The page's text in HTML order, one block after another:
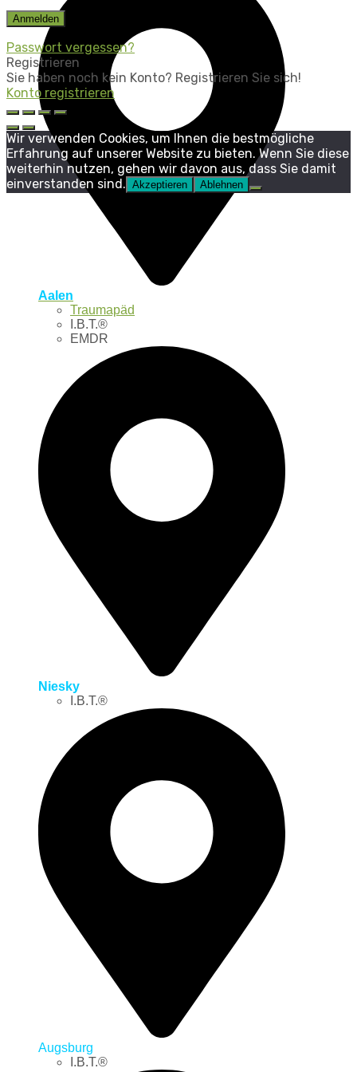
Aalen
Traumapäd
I.B.T.®
EMDR
Niesky
I.B.T.®
Augsburg
I.B.T.®
Passwort vergessen?
Registrieren
Sie haben noch kein Konto? Registrieren Sie sich!
Konto registrieren
Wir verwenden Cookies, um Ihnen die bestmögliche
Erfahrung auf unserer Website zu bieten. Wenn Sie diese
weiterhin nutzen, gehen wir davon aus, dass Sie damit
einverstanden sind. Akzeptieren Ablehnen